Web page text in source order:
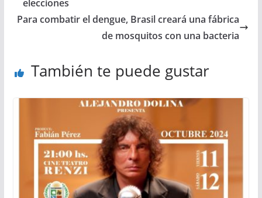
elecciones
Para combatir el dengue, Brasil creará una fábrica
de mosquitos con una bacteria
También te puede gustar